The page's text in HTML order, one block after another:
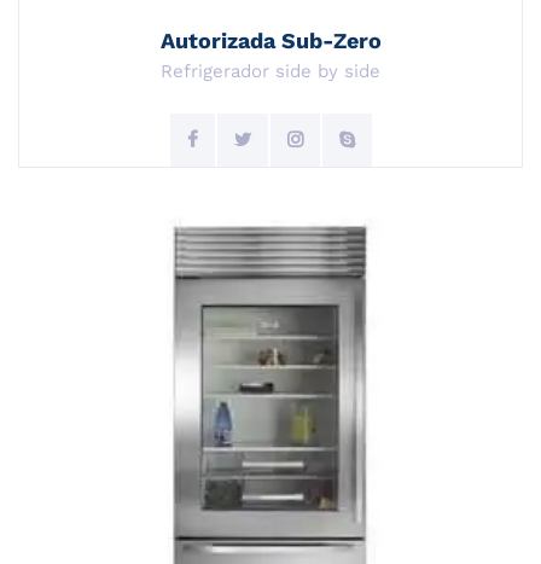
Autorizada Sub-Zero
Refrigerador side by side